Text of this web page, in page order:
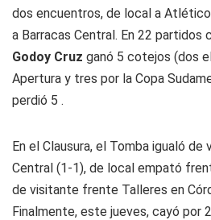
dos encuentros, de local a
a Barracas Central. En 22 partidos
Godoy Cruz ganó 5 cotejos (dos
Apertura y tres por la Copa
perdió 5 .
En el Clausura, el Tomba igualó
Central (1-1), de local empató
de visitante frente Talleres en
Finalmente, este jueves, cayó por